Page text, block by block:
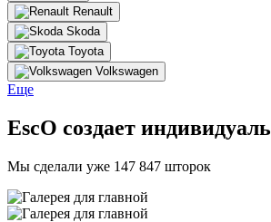
Renault
Skoda
Toyota
Volkswagen
Еще
EscO создает
Мы сделали уже 147 847 шторок